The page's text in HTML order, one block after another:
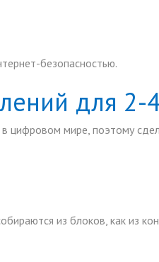
безопасностью.
для 2-
мире, поэтому
из блоков, как из